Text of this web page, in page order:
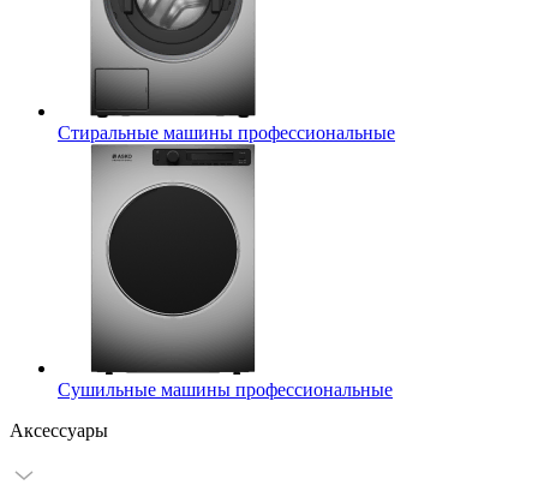
Стиральные машины профессиональные
Сушильные машины профессиональные
Аксессуары